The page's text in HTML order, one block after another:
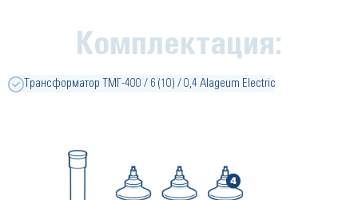
Комплектация:
Трансформатор ТМГ-400 / 6 (10) / 0,4 Alageum Electric